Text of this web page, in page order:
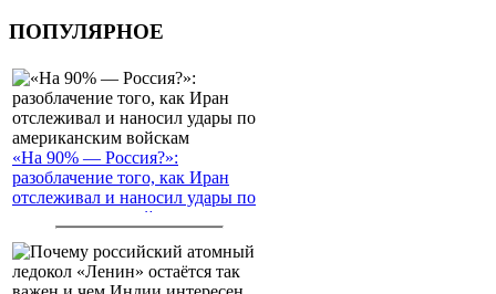
ПОПУЛЯРНОЕ
«На 90% — Россия?»:
разоблачение того, как Иран
отслеживал и наносил удары по
американским войскам